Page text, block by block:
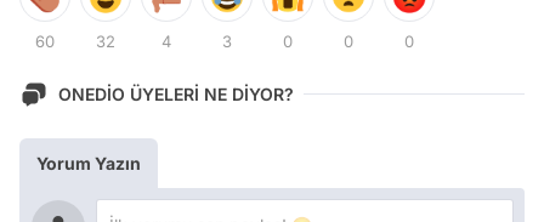
60 32 4 3 0 0 0
ONEDİO ÜYELERİ NE DİYOR?
Yorum Yazın